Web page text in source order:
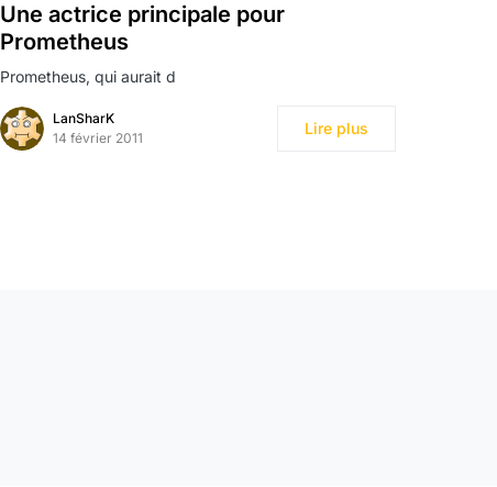
Une actrice principale pour
Prometheus
Prometheus, qui aurait d
LanSharK
14 février 2011
Lire plus